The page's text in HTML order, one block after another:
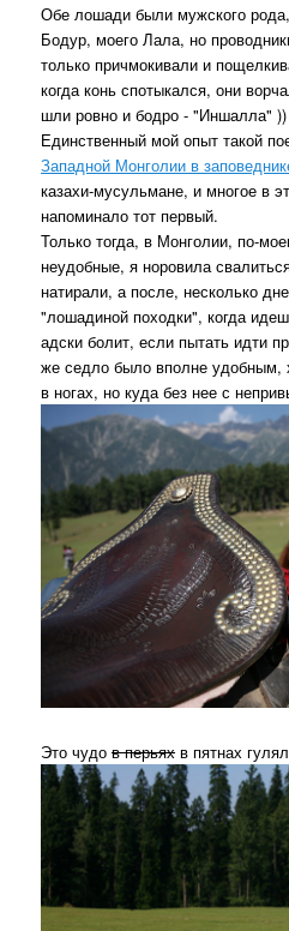
Обе лошади были мужского
Бодур, моего Лала, но
только причмокивали и
когда конь спотыкался, они
шли ровно и бодро - "Иншалла" ))
Единственный мой опыт такой
Западной Монголии в
казахи-мусульмане, и многое в
напоминало тот первый.
Только тогда, в Монголии, по-
неудобные, я норовила
натирали, а после, несколько
"лошадиной походки", когда
адски болит, если пытать идти
же седло было вполне удобным,
в ногах, но куда без нее с
Это чудов перьях в пятнах